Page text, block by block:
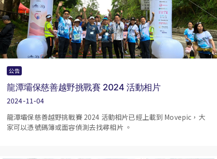
公告
龍潭壩保慈善越野挑戰賽 2024 活動相片
2024-11-04
龍潭壩保慈善越野挑戰賽 2024 活動相片已經上載到 Movepic，大
家可以憑號碼簿或面容偵測去找尋相片 。